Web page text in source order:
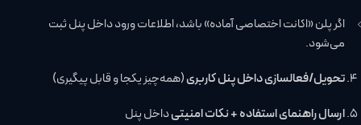
اگر پلن «اکانت اختصاصی آماده» باشد، اطلاعات ورود داخل پنل ثبت
می‌شود.
تحویل/فعالسازی داخل پنل کاربری(همه‌چیز یکجا و قابل پیگیری)
ارسال راهنمای استفاده + نکات امنیتیداخل پنل